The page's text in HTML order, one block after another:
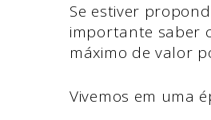
Se estiver
importante saber
máximo de valor
Vivemos em uma